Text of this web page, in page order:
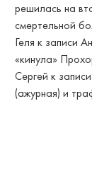
решилась на
смертельной
Геля к записи
«кинула»
Сергей к записи
(ажурная) и